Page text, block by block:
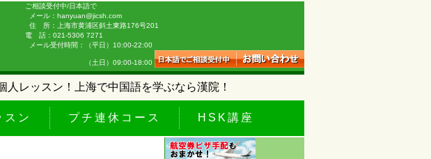
ご相談受付中/日本語で
メール：hanyuan@jicsh.com
住 所：上海市黄浦区斜土東路176号201
電 話：021-5306 7271
メール受付時間：（平日）10:00-22:00
（土日）09:00-18:00
レッスン！上海で中国語を学ぶなら漢院！
スン プチ連休コース HSK講座